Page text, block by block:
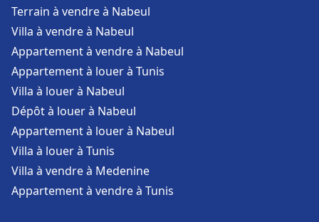
Terrain à vendre à Nabeul
Villa à vendre à Nabeul
Appartement à vendre à Nabeul
Appartement à louer à Tunis
Villa à louer à Nabeul
Dépôt à louer à Nabeul
Appartement à louer à Nabeul
Villa à louer à Tunis
Villa à vendre à Medenine
Appartement à vendre à Tunis